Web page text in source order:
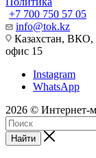
+7 700 750 57 05
info@tok.kz
Казахстан, ВКО,
офис 15
Instagram
WhatsApp
2026 © Интернет-
Найти